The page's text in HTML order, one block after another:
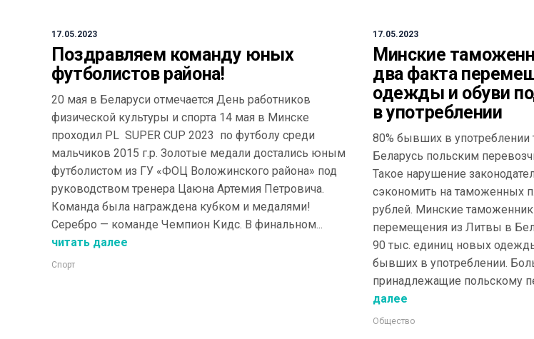
17.05.2023
Поздравляем команду юных
футболистов района!
20 мая в Беларуси отмечается День работников
физической культуры и спорта 14 мая в Минске
проходил PL SUPER CUP 2023 по футболу среди
мальчиков 2015 г.р. Золотые медали достались юным
футболистом из ГУ «ФОЦ Воложинского района» под
руководством тренера Цаюна Артемия Петровича.
Команда была награждена кубком и медалями!
Серебро — команде Чемпион Кидс. В финальном...
читать далее
Спорт
17.05.2023
Минские
два факта
одежды и обуви
в употреблении
80% бывших в употреблении
Беларусь польским
Такое нарушение
сэкономить на таможенных
рублей. Минские
перемещения из Литвы в
90 тыс. единиц новых
бывших в употреблении.
принадлежащие польскому
далее
Общество